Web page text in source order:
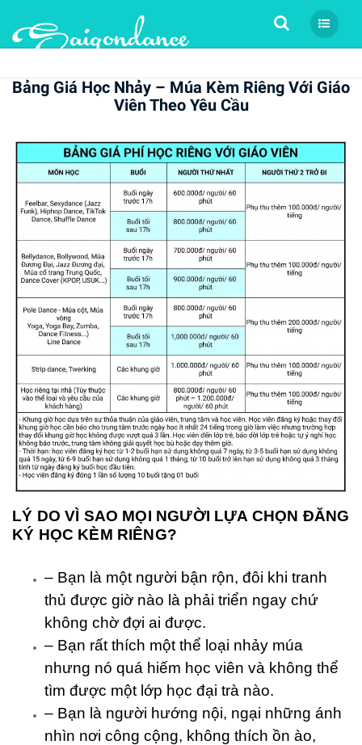
Tìm kiếm
Bảng Giá Học Nhảy – Múa Kèm Riêng Với Giáo
Viên Theo Yêu Cầu
LÝ DO VÌ SAO MỌI NGƯỜI LỰA CHỌN ĐĂNG
KÝ HỌC KÈM RIÊNG?
– Bạn là một người bận rộn, đôi khi tranh
thủ được giờ nào là phải triển ngay chứ
không chờ đợi ai được.
– Bạn rất thích một thể loại nhảy múa
nhưng nó quá hiếm học viên và không thể
tìm được một lớp học đại trà nào.
– Bạn là người hướng nội, ngại những ánh
nhìn nơi công cộng, không thích ồn ào,